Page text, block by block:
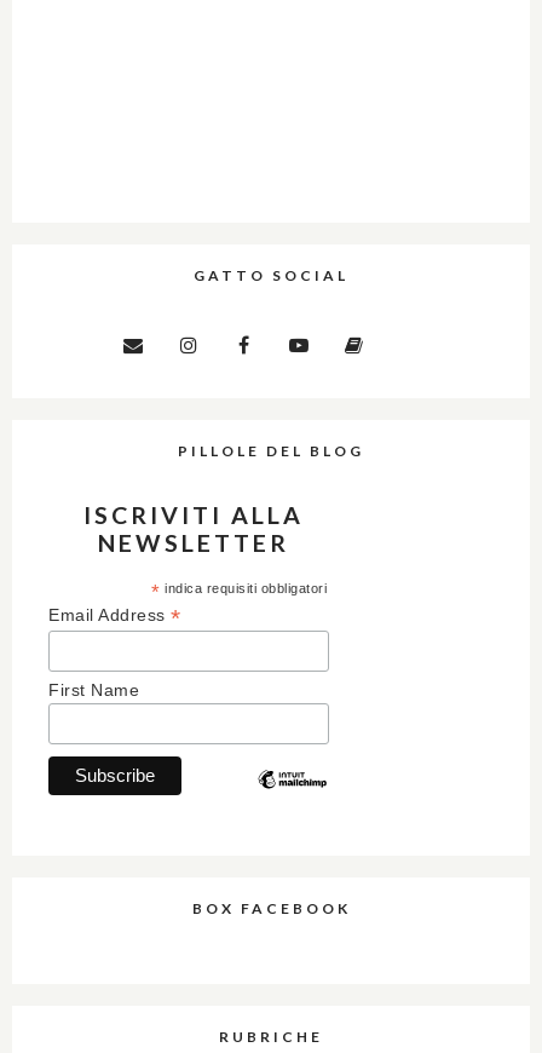
GATTO SOCIAL
PILLOLE DEL BLOG
ISCRIVITI ALLA
NEWSLETTER
* indica requisiti obbligatori
Email Address *
First Name
BOX FACEBOOK
RUBRICHE